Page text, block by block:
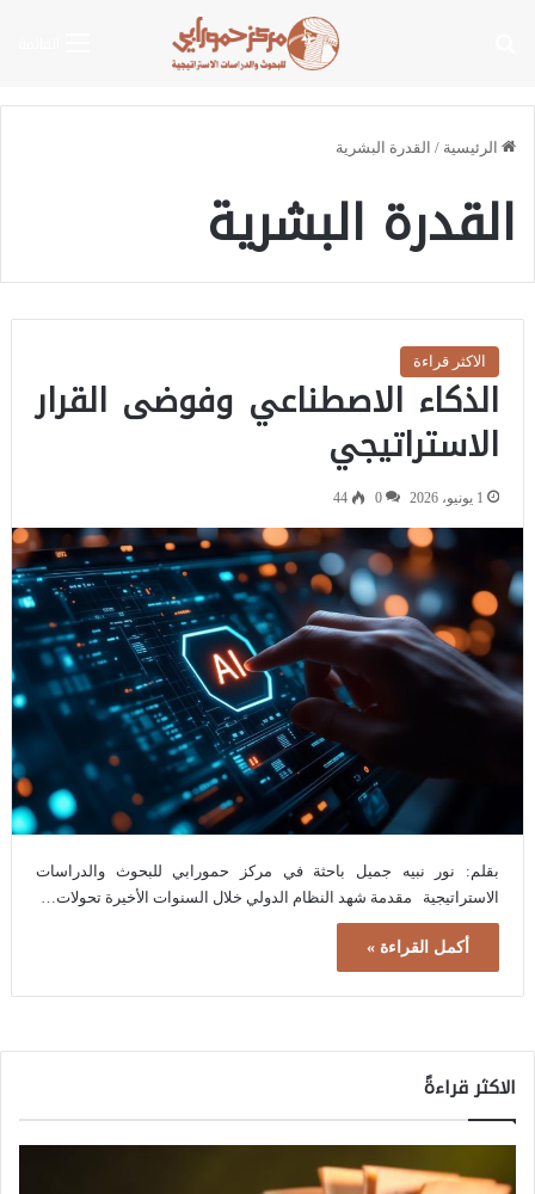
الرئيسية / القدرة البشرية
القدرة البشرية
الاكثر قراءة
الذكاء الاصطناعي وفوضى القرار
الاستراتيجي
1 يونيو، 2026 0
44
بقلم: نور نبيه جميل باحثة في مركز حمورابي للبحوث والدراسات
الاستراتيجية مقدمة شهد النظام الدولي خلال السنوات الأخيرة تحولات…
أكمل القراءة »
الاكثر قراءةً